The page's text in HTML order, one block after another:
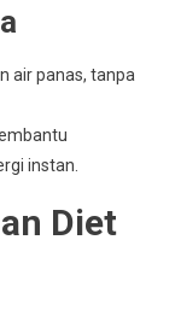
air panas, tanpa
instan.
Diet